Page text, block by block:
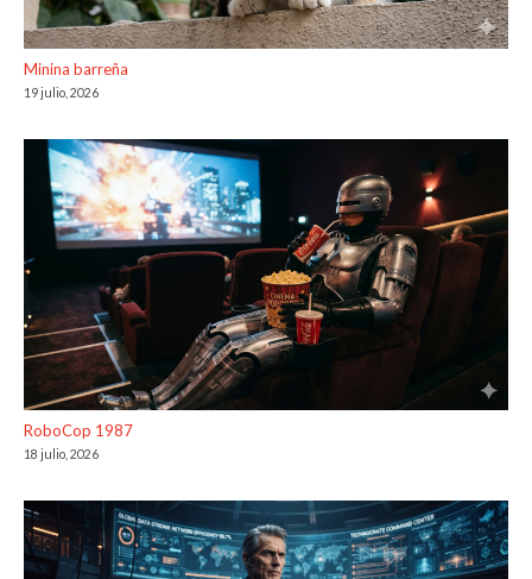
Minina barreña
19 julio, 2026
RoboCop 1987
18 julio, 2026